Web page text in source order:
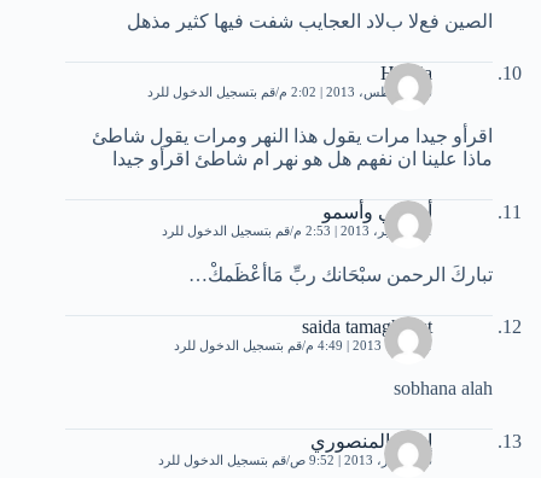
الصين فعﻻ بﻻد العجايب شفت فيها كثير مذهل
Hindia
26 أغسطس، 2013 | 2:02 م قم بتسجيل الدخول للرد
اقرأو جيدا مرات يقول هذا النهر ومرات يقول شاطئ
ماذا علينا ان نفهم هل هو نهر ام شاطئ اقرأو جيدا
أخلاقي وأسمو
11 سبتمبر، 2013 | 2:53 م قم بتسجيل الدخول للرد
تباركَ الرحمن سبْحَانك ربِّ مَاأعْظَمكْ…
saida tamaghoust
1 أكتوبر، 2013 | 4:49 م قم بتسجيل الدخول للرد
sobhana alah
إنعام المنصوري
6 ديسمبر، 2013 | 9:52 ص قم بتسجيل الدخول للرد